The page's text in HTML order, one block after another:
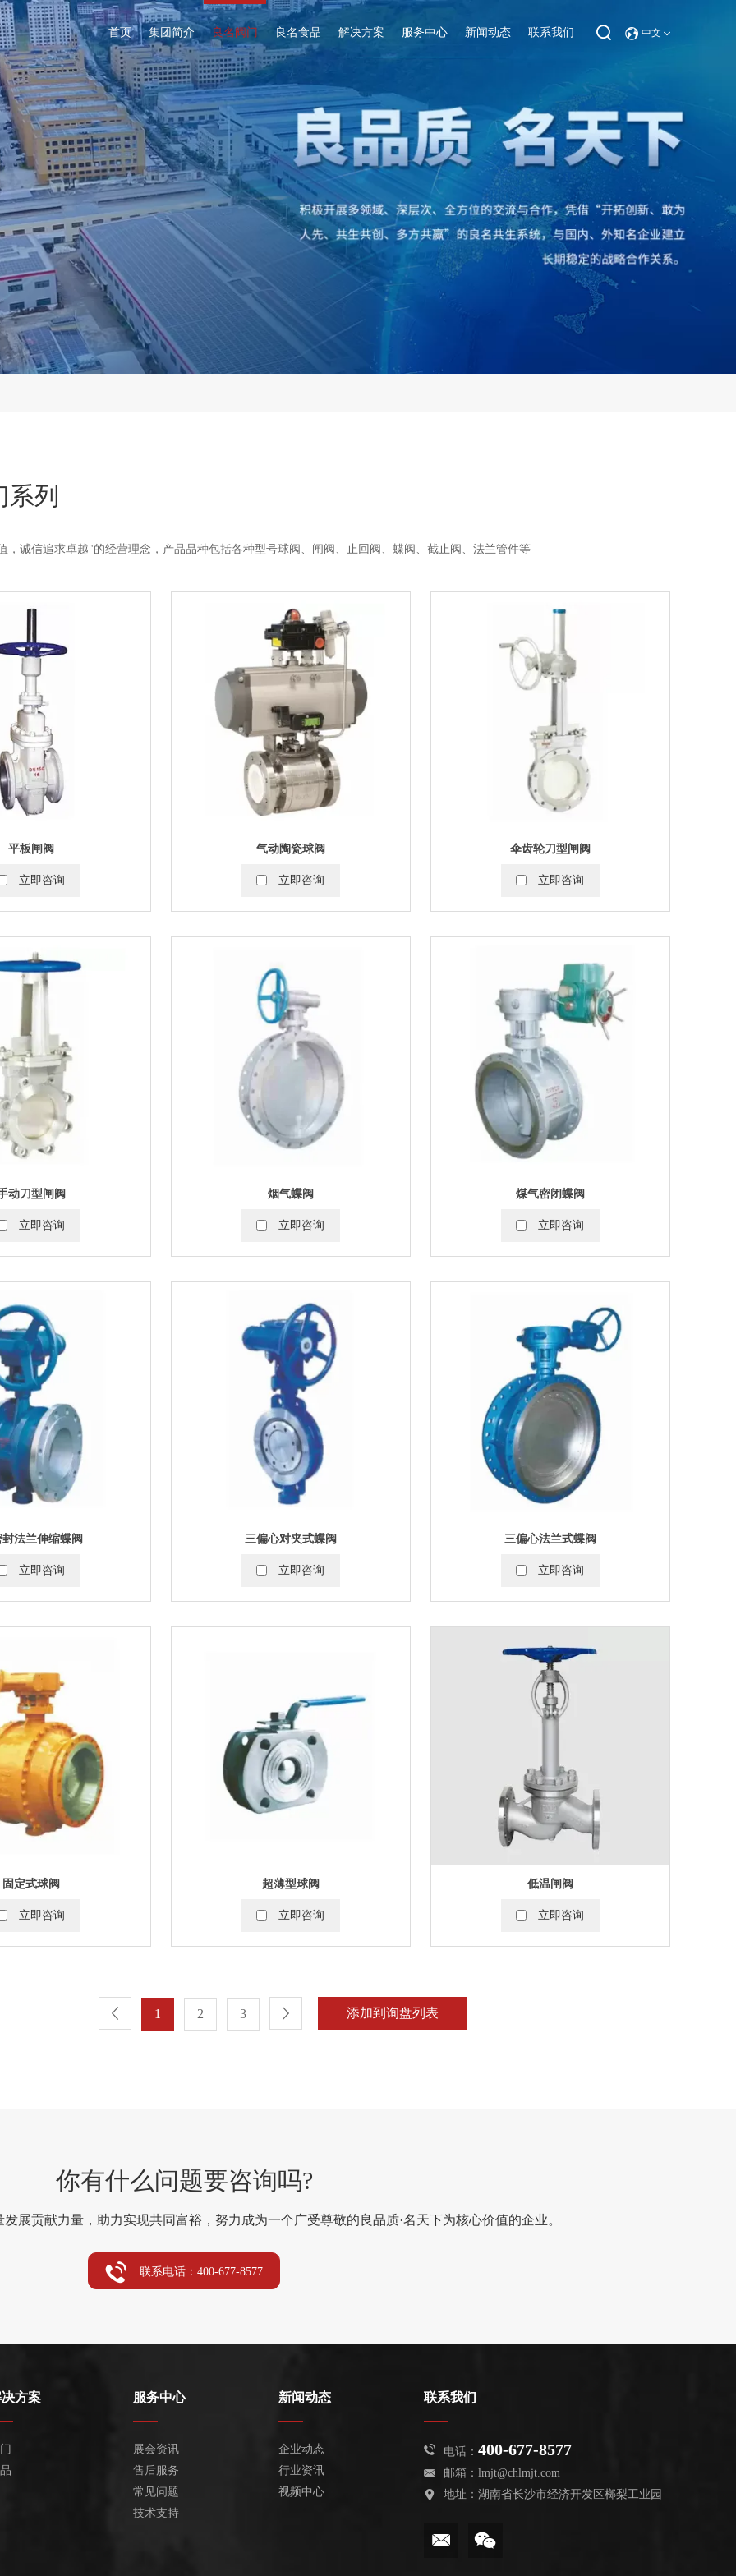
中文
首页 集团简介 良名食品 解决方案 服务中心 新闻动态 联系我们
列
，诚信追求卓越"的经营理念，产品品种包括各种型号球阀、闸阀、止回阀、蝶阀、截止阀、法兰管件等
平板闸阀
立即咨询
气动陶瓷球阀
立即咨询
伞齿轮刀型闸阀
立即咨询
动刀型闸阀
立即咨询
烟气蝶阀
立即咨询
煤气密闭蝶阀
立即咨询
法兰伸缩蝶阀
立即咨询
三偏心对夹式蝶阀
立即咨询
三偏心法兰式蝶阀
立即咨询
固定式球阀
立即咨询
超薄型球阀
立即咨询
低温闸阀
立即咨询
1 2 3
你有什么问题要咨询吗?
展贡献力量，助力实现共同富裕，努力成为一个广受尊敬的良品质·名天下为核心价值的企业。
联系电话：400-677-8577
方案 服务中心
展会资讯
售后服务
常见问题
技术支持
新闻动态
企业动态
行业资讯
视频中心
联系我们
电话： 400-677-8577
邮箱： lmjt@chlmjt.com
地址：湖南省长沙市经济开发区榔梨工业园